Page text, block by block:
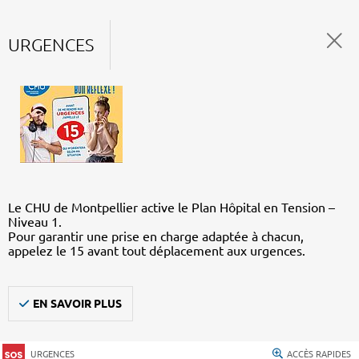
URGENCES
Le CHU de Montpellier active le Plan Hôpital en Tension –
Niveau 1.
Pour garantir une prise en charge adaptée à chacun,
appelez le 15 avant tout déplacement aux urgences.
EN SAVOIR PLUS
URGENCES ACCÈS RAPIDES